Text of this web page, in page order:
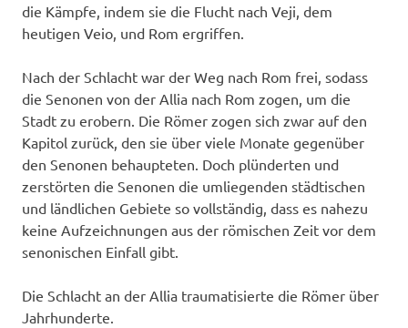
die Kämpfe, indem sie die Flucht nach Veji, dem
heutigen Veio, und Rom ergriffen.
Nach der Schlacht war der Weg nach Rom frei, sodass
die Senonen von der Allia nach Rom zogen, um die
Stadt zu erobern. Die Römer zogen sich zwar auf den
Kapitol zurück, den sie über viele Monate gegenüber
den Senonen behaupteten. Doch plünderten und
zerstörten die Senonen die umliegenden städtischen
und ländlichen Gebiete so vollständig, dass es nahezu
keine Aufzeichnungen aus der römischen Zeit vor dem
senonischen Einfall gibt.
Die Schlacht an der Allia traumatisierte die Römer über
Jahrhunderte.